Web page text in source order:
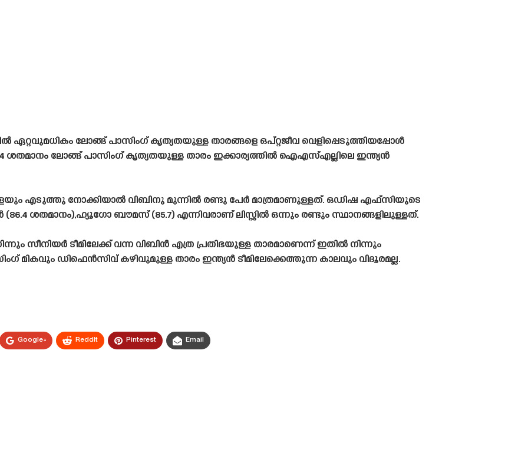
ഏറ്റവുമധികം ലോങ്ങ് പാസിംഗ് കൃത്യതയുള്ള താരങ്ങളെ ഒപ്റ്റജീവ വെളിപ്പെടുത്തിയപ്പോൾ
ലോങ്ങ് പാസിംഗ് കൃത്യതയുള്ള താരം ഇക്കാര്യത്തിൽ ഐഎസ്എല്ലിലെ ഇന്ത്യൻ
എടുത്തു നോക്കിയാൽ വിബിനു മുന്നിൽ രണ്ടു പേർ മാത്രമാണുള്ളത്. ഒഡിഷ എഫ്‌സിയുടെ
ശതമാനം),ഹ്യൂഗോ ബൗമസ് (85.7) എന്നിവരാണ് ലിസ്റ്റിൽ ഒന്നും രണ്ടും സ്ഥാനങ്ങളിലുള്ളത്.
സീനിയർ ടീമിലേക്ക് വന്ന വിബിൻ എത്ര പ്രതിഭയുള്ള താരമാണെന്ന് ഇതിൽ നിന്നും
മികവും ഡിഫെൻസിവ് കഴിവുമുള്ള താരം ഇന്ത്യൻ ടീമിലേക്കെത്തുന്ന കാലവും വിദൂരമല്ല.
Google+ ReddIt Pinterest Email